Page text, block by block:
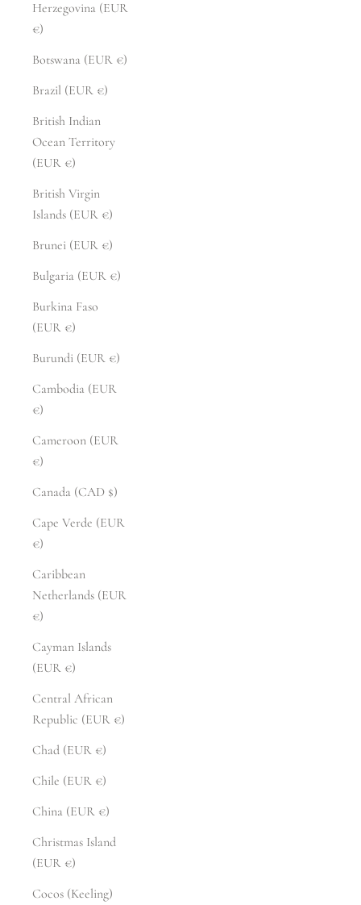
Herzegovina (EUR
€)
Botswana (EUR €)
Brazil (EUR €)
British Indian
Ocean Territory
(EUR €)
British Virgin
Islands (EUR €)
Brunei (EUR €)
Bulgaria (EUR €)
Burkina Faso
(EUR €)
Burundi (EUR €)
Cambodia (EUR
€)
Cameroon (EUR
€)
Canada (CAD $)
Cape Verde (EUR
€)
Caribbean
Netherlands (EUR
€)
Cayman Islands
(EUR €)
Central African
Republic (EUR €)
Chad (EUR €)
Chile (EUR €)
China (EUR €)
Christmas Island
(EUR €)
Cocos (Keeling)